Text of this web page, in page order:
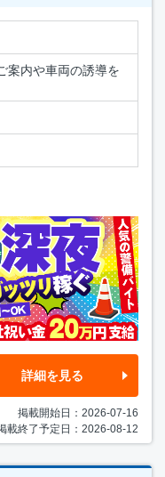
案内や車両の誘導を
詳細を見る
掲載開始日：2026-07-16
載終了予定日：2026-08-12